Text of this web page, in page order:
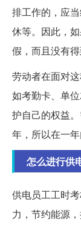
排工作的，应
休等。因此，
假，而且没有
劳动者在面对
如考勤卡、单
护自己的权益
年，所以在一年
怎么进行供
供电员工工时
力，节约能源